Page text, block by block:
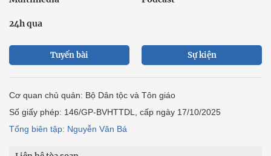
24h qua
Tuyến bài Sự kiện
Cơ quan chủ quản: Bộ Dân tộc và Tôn giáo
Số giấy phép: 146/GP-BVHTTDL, cấp ngày 17/10/2025
Tổng biên tập: Nguyễn Văn Bá